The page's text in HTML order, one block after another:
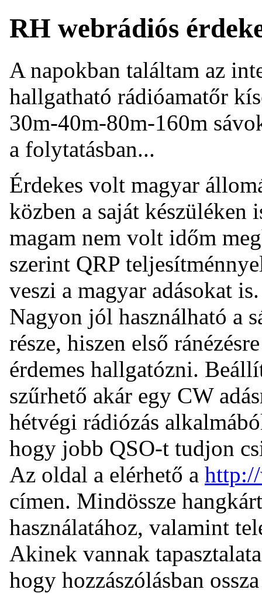
RH webrádiós
A napokban találtam az
hallgatható rádióamatőr
30m-40m-80m-160m
a folytatásban...
Érdekes volt magyar
közben a saját készüléken
magam nem volt időm
szerint QRP
veszi a magyar adásokat is.
Nagyon jól használható a
része, hiszen első
érdemes hallgatózni.
szűrhető akár egy CW
hétvégi rádiózás
hogy jobb QSO-t tudjon
Az oldal a elérhető a
címen. Mindössze
használatához, valamint
Akinek vannak
hogy hozzászólásban